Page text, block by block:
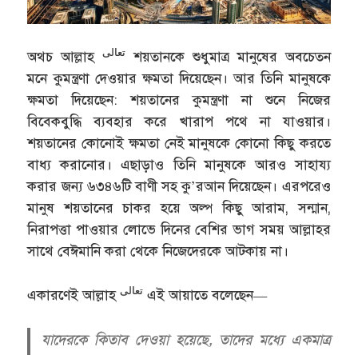
অথচ আল্লাহتعالى শয়তানকে শুধুমাত্র মানুষের অবচেতন
মনে কুমন্ত্রণা দেওয়ার ক্ষমতা দিয়েছেন। আর তিনি মানুষকে
ক্ষমতা দিয়েছেন: শয়তানের কুমন্ত্রণা না শুনে নিজের
বিবেকবুদ্ধি ব্যবহার করে খারাপ পথে না যাওয়ার।
শয়তানের কোনোই ক্ষমতা নেই মানুষকে কোনো কিছু করতে
বাধ্য করানোর। এছাড়াও তিনি মানুষকে আরও সাহায্য
করার জন্য ৬৩৪৬টি বাণী সহ কু’রআন দিয়েছেন। এরপরেও
মানুষ শয়তানের চাকর হয়ে অল্প কিছু আরাম, সন্মান,
নিরাপত্তা পাওয়ার লোভে দিনের বেশির ভাগ সময় আল্লাহর
সাথে বেঈমানি করা থেকে নিজেদেরকে আটকায় না।
একারণেই আল্লাহتعالى এই আয়াতে বলেছেন—
যাদেরকে কিতাব দেওয়া হয়েছে, তাদের মধ্যে একমাত্র